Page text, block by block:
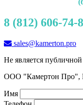
8 (812) 606-74-
sales@kamerton.pro
Не является
ООО "Камертон Про",
Имя